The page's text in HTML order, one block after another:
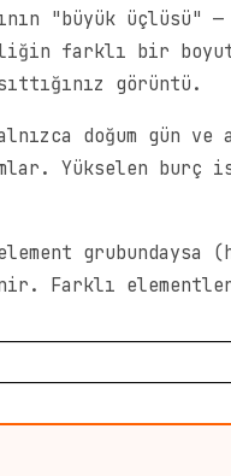
"büyük
farklı bir
görüntü.
doğum gün
Yükselen burç
Farklı